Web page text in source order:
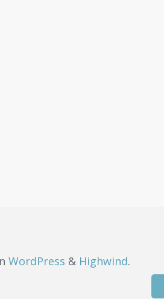
WordPress & Highwind.